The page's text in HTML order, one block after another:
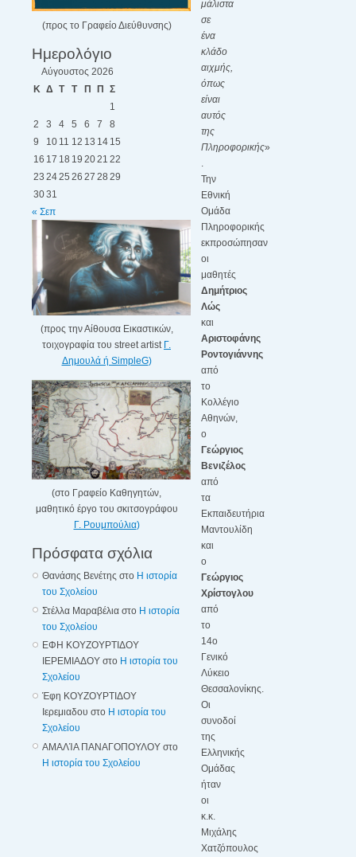
μάλιστα
σε
ένα
κλάδο
αιχμής,
όπως
είναι
αυτός
της
Πληροφορικής»
Την
Εθνική
Ομάδα
Πληροφορικής
εκπροσώπησαν
οι
μαθητές
Δημήτριος
Λώς
και
Αριστοφάνης
Ροντογιάννης
από
το
Κολλέγιο
Αθηνών,
ο
Γεώργιος
Βενιζέλος
από
τα
Εκπαιδευτήρια
Μαντουλίδη
και
ο
Γεώργιος
Χρίστογλου
από
το
14ο
Γενικό
Λύκειο
Θεσσαλονίκης.
Οι
συνοδοί
της
Ελληνικής
Ομάδας
ήταν
οι
κ.κ.
Μιχάλης
Χατζόπουλος
(προς το Γραφείο Διεύθυνσης)
Ημερολόγιο
Αύγουστος 2026
Κ Δ Τ Τ Π Π
Σ
1
2
3 4 5 6 7
8
9
10 11 12 13 14 15
16 17 18 19 2021 22
23 2425 26 27 28 29
3031
« Σεπ
(προς την Αίθουσα Εικαστικών,
τοιχογραφία του street artist Γ.
Δημουλά ή SimpleG)
(στο Γραφείο Καθηγητών,
μαθητικό έργο του σκιτσογράφου
Γ. Ρουμπούλια)
Πρόσφατα σχόλια
Θανάσης Βενέτης στο Η ιστορία
του Σχολείου
Στέλλα Μαραβέλια στο Η ιστορία
του Σχολείου
ΕΦΗ ΚΟΥΖΟΥΡΤΙΔΟΥ
ΙΕΡΕΜΙΑΔΟΥ στο Η ιστορία του
Σχολείου
Έφη ΚΟΥΖΟΥΡΤΙΔΟΥ
Ιερεμιαδου στο Η ιστορία του
Σχολείου
ΑΜΑΛΊΑ ΠΑΝΑΓΟΠΟΥΛΟΥ στο
Η ιστορία του Σχολείου